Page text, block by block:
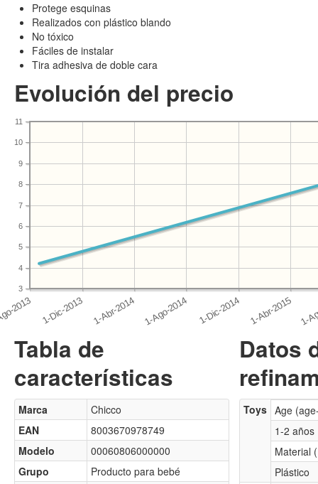
Protege esquinas
Realizados con plástico blando
No tóxico
Fáciles de instalar
Tira adhesiva de doble cara
Evolución del precio
3
4
5
6
7
8
9
10
11
Tabla de
características
Marca
Chicco
EAN
8003670978749
Modelo
00060806000000
Grupo
Producto para bebé
Datos
Toys Age
1-2 años
Material
Plástico